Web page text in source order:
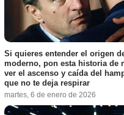
Si quieres entender el origen
moderno, pon esta historia de
ver el ascenso y caída del
que no te deja respirar
martes, 6 de enero de 2026